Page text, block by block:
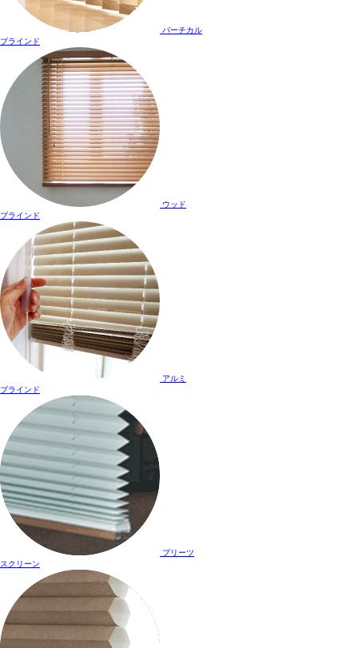
バーチカル
ブラインド
ウッド
ブラインド
アルミ
ブラインド
プリーツ
スクリーン